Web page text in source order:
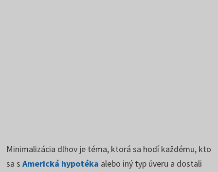
Minimalizácia dlhov je téma, ktorá sa hodí každému, kto
sa sAmerická hypotéka alebo iný typ úveru a dostali